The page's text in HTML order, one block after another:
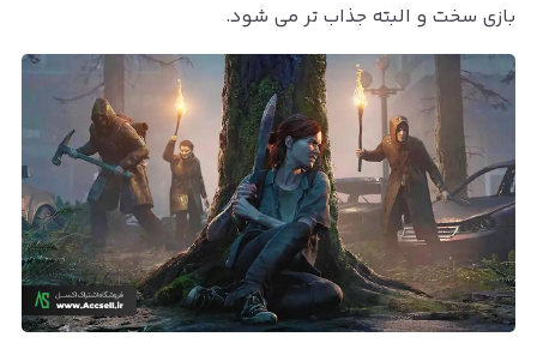
بازی سخت و البته جذاب تر می شود.